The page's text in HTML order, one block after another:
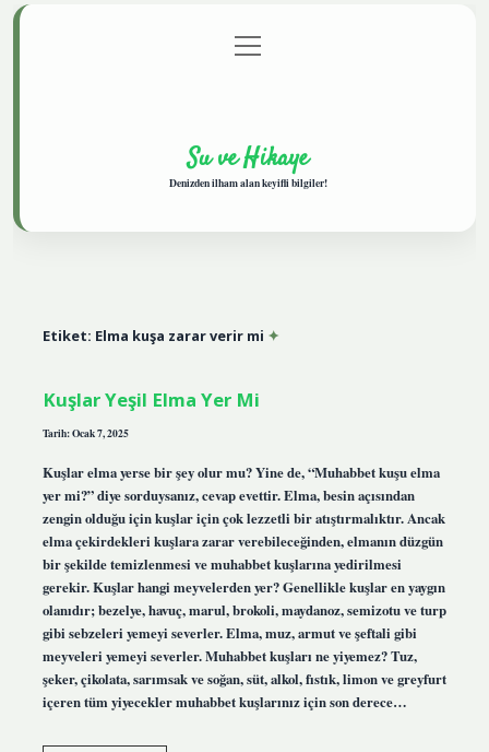
Gizlilik Politikası
menüyü
aç
Su ve Hikaye
Denizden ilham alan keyifli bilgiler!
Etiket: Elma kuşa zarar verir mi
Kuşlar Yeşil Elma Yer Mi
Tarih: Ocak 7, 2025
Kuşlar elma yerse bir şey olur mu? Yine de, “Muhabbet kuşu elma
yer mi?” diye sorduysanız, cevap evettir. Elma, besin açısından
zengin olduğu için kuşlar için çok lezzetli bir atıştırmalıktır. Ancak
elma çekirdekleri kuşlara zarar verebileceğinden, elmanın düzgün
bir şekilde temizlenmesi ve muhabbet kuşlarına yedirilmesi
gerekir. Kuşlar hangi meyvelerden yer? Genellikle kuşlar en yaygın
olanıdır; bezelye, havuç, marul, brokoli, maydanoz, semizotu ve turp
gibi sebzeleri yemeyi severler. Elma, muz, armut ve şeftali gibi
meyveleri yemeyi severler. Muhabbet kuşları ne yiyemez? Tuz,
şeker, çikolata, sarımsak ve soğan, süt, alkol, fıstık, limon ve greyfurt
içeren tüm yiyecekler muhabbet kuşlarınız için son derece…